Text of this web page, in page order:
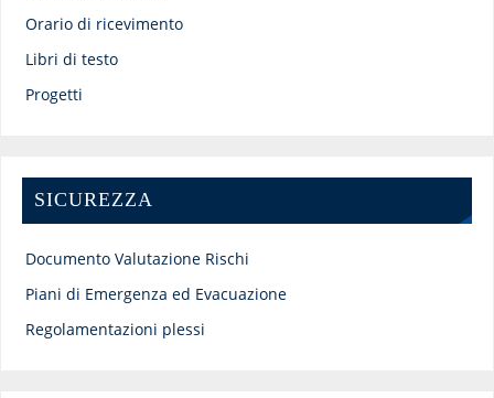
Orario di ricevimento
Libri di testo
Progetti
SICUREZZA
Documento Valutazione Rischi
Piani di Emergenza ed Evacuazione
Regolamentazioni plessi